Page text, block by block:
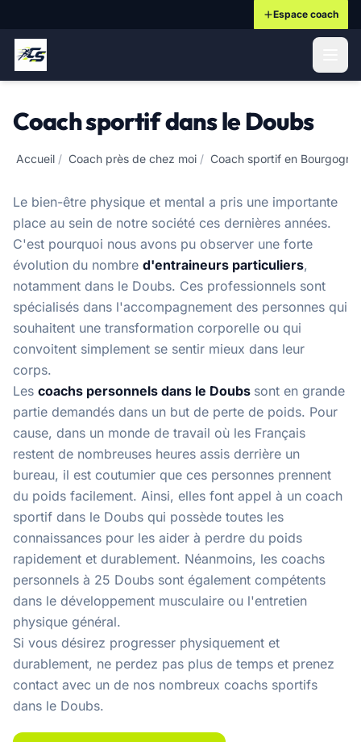
Espace coach
Coach sportif dans le Doubs
Accueil / Coach près de chez moi / Coach sportif en
Le bien-être physique et mental a pris une importante
place au sein de notre société ces dernières années.
C'est pourquoi nous avons pu observer une forte
évolution du nombre d'entraineurs particuliers,
notamment dans le Doubs. Ces professionnels sont
spécialisés dans l'accompagnement des personnes qui
souhaitent une transformation corporelle ou qui
convoitent simplement se sentir mieux dans leur
corps.
Les coachs personnels dans le Doubs sont en grande
partie demandés dans un but de perte de poids. Pour
cause, dans un monde de travail où les Français
restent de nombreuses heures assis derrière un
bureau, il est coutumier que ces personnes prennent
du poids facilement. Ainsi, elles font appel à un coach
sportif dans le Doubs qui possède toutes les
connaissances pour les aider à perdre du poids
rapidement et durablement. Néanmoins, les coachs
personnels à 25 Doubs sont également compétents
dans le développement musculaire ou l'entretien
physique général.
Si vous désirez progresser physiquement et
durablement, ne perdez pas plus de temps et prenez
contact avec un de nos nombreux coachs sportifs
dans le Doubs.